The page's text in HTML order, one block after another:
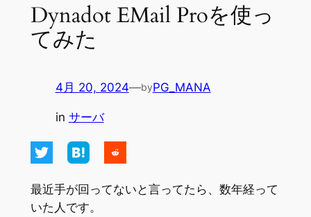
Dynadot EMail Proを使っ
てみた
4月 20, 2024—byPG_MANA
in サーバ
最近手が回ってないと言ってたら、数年経って
いた人です。